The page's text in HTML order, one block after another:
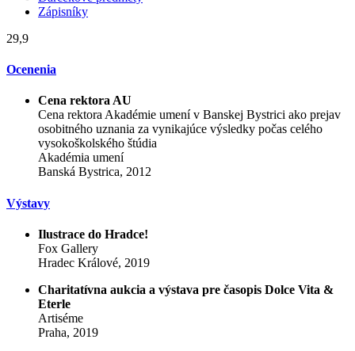
Zápisníky
29,9
Ocenenia
Cena rektora AU
Cena rektora Akadémie umení v Banskej Bystrici ako prejav
osobitného uznania za vynikajúce výsledky počas celého
vysokoškolského štúdia
Akadémia umení
Banská Bystrica, 2012
Výstavy
Ilustrace do Hradce!
Fox Gallery
Hradec Králové, 2019
Charitatívna aukcia a výstava pre časopis Dolce Vita &
Eterle
Artiséme
Praha, 2019